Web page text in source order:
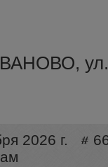
2026 г.